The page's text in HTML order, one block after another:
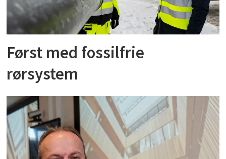
Først med fossilfrie
rørsystem